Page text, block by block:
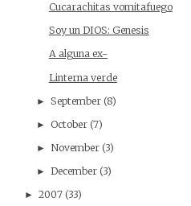
Cucarachitas vomitafuego
Soy un DIOS: Genesis
A alguna ex-
Linterna verde
► September (8)
► October (7)
► November (3)
► December (3)
► 2007 (33)